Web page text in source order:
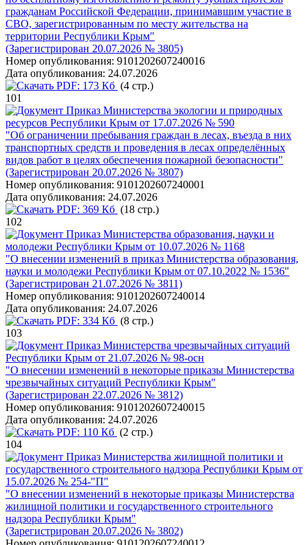
гражданам Российской Федерации, принимавшим участие в
СВО, зарегистрированным по месту жительства на
территории Республики Крым"
(Зарегистрирован 20.07.2026 № 3805)
Номер опубликования: 9101202607240016
Дата опубликования: 24.07.2026
PDF: 173 Кб (4 стр.)
101
Приказ Министерства экологии и природных
ресурсов Республики Крым от 17.07.2026 № 590
"Об ограничении пребывания граждан в лесах, въезда в них
транспортных средств и проведения в лесах определённых
видов работ в целях обеспечения пожарной безопасности"
(Зарегистрирован 20.07.2026 № 3807)
Номер опубликования: 9101202607240001
Дата опубликования: 24.07.2026
PDF: 369 Кб (18 стр.)
102
Приказ Министерства образования, науки и
молодежи Республики Крым от 10.07.2026 № 1168
"О внесении изменений в приказ Министерства образования,
науки и молодежи Республики Крым от 07.10.2022 № 1536"
(Зарегистрирован 21.07.2026 № 3811)
Номер опубликования: 9101202607240014
Дата опубликования: 24.07.2026
PDF: 334 Кб (8 стр.)
103
Приказ Министерства чрезвычайных ситуаций
Республики Крым от 21.07.2026 № 98-осн
"О внесении изменений в некоторые приказы Министерства
чрезвычайных ситуаций Республики Крым"
(Зарегистрирован 22.07.2026 № 3812)
Номер опубликования: 9101202607240015
Дата опубликования: 24.07.2026
PDF: 110 Кб (2 стр.)
104
Приказ Министерства жилищной политики и
государственного строительного надзора Республики Крым от
15.07.2026 № 254-"П"
"О внесении изменений в некоторые приказы Министерства
жилищной политики и государственного строительного
надзора Республики Крым"
(Зарегистрирован 20.07.2026 № 3802)